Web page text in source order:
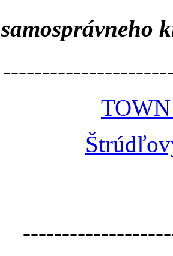
samosprávneho